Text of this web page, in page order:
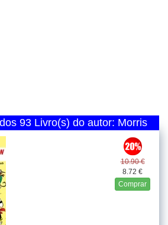
93 Livro(s) do autor: Morris
10.90 €
8.72 €
Comprar